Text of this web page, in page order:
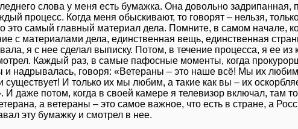
слова у меня есть бумажка. Она довольно задрипанная,
процесс. Когда меня обыскивают, то говорят – нельзя,
это самый главный материал дела. Помните, в самом начале,
с материалами дела, единственная вещь, единственная
я с нее сделал выписку. Потом, в течение процесса, я ее из
Каждый раз, в самые пафосные моменты, когда
и надрывалась, говоря: «Ветераны – это наше всё! Мы их
существует! И только их мы любим, а такие как вы – их
И даже потом, когда в своей камере я телевизор включал, там
а ветераны – это самое важное, что есть в стране, а
эту бумажку и смотрел в нее.